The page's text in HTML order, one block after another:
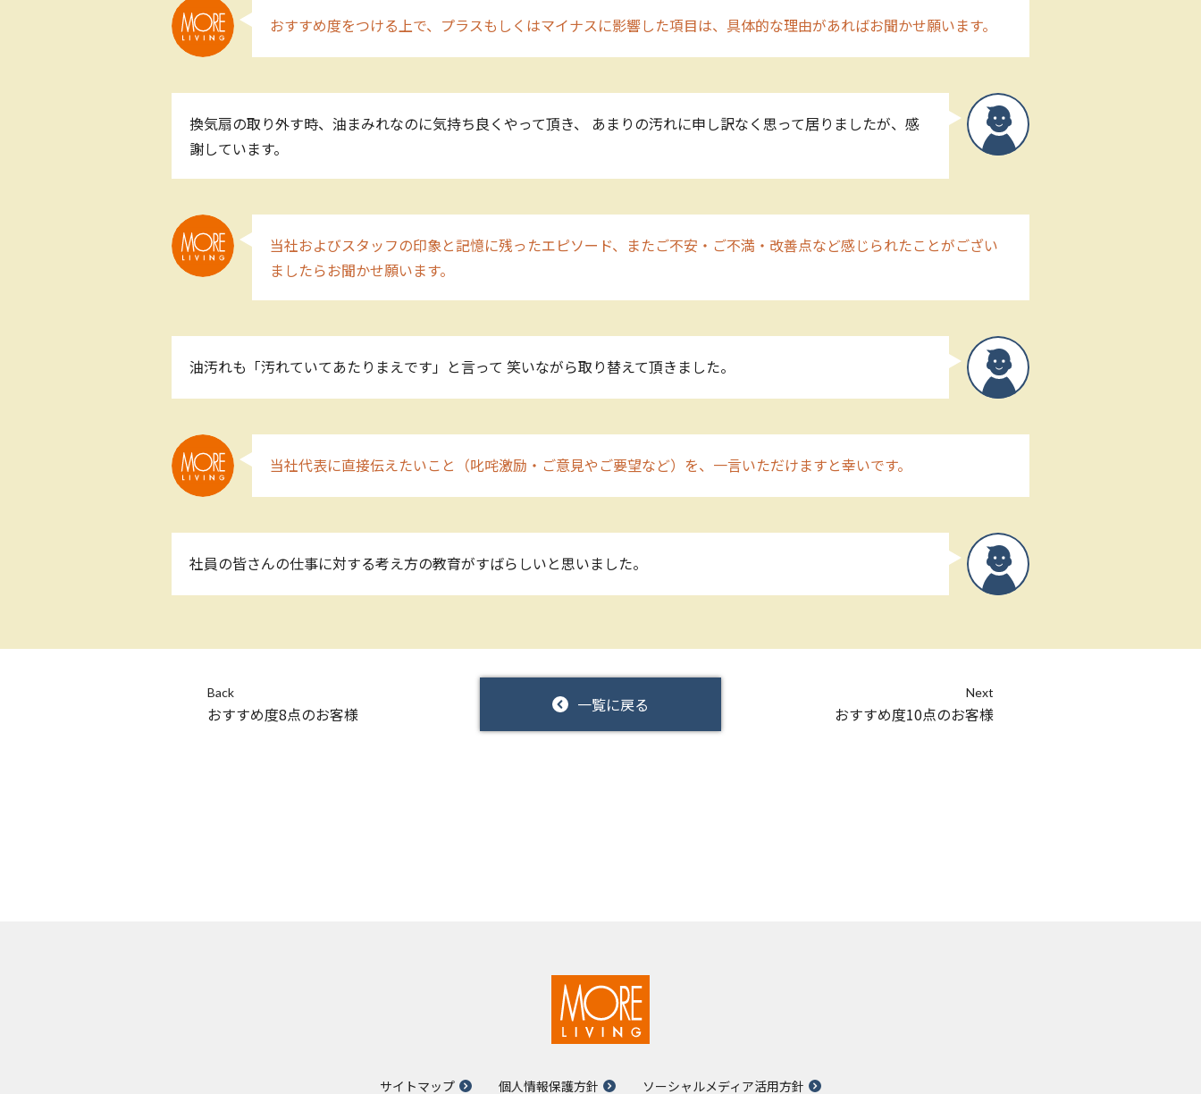
おすすめ度をつける上で、プラスもしくはマイナスに影響した項目は、具体的な理由があればお聞かせ願います。
換気扇の取り外す時、油まみれなのに気持ち良くやって頂き、 あまりの汚れに申し訳なく思って居りましたが、感
謝しています。
当社およびスタッフの印象と記憶に残ったエピソード、またご不安・ご不満・改善点など感じられたことがござい
ましたらお聞かせ願います。
油汚れも「汚れていてあたりまえです」と言って 笑いながら取り替えて頂きました。
当社代表に直接伝えたいこと（叱咤激励・ご意見やご要望など）を、一言いただけますと幸いです。
社員の皆さんの仕事に対する考え方の教育がすばらしいと思いました。
Back
おすすめ度8点のお客様 一覧に戻る
Next
おすすめ度10点のお客様
サイトマップ 個人情報保護方針 ソーシャルメディア活用方針